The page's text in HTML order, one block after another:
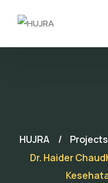
HUJRA
Dr. Haider